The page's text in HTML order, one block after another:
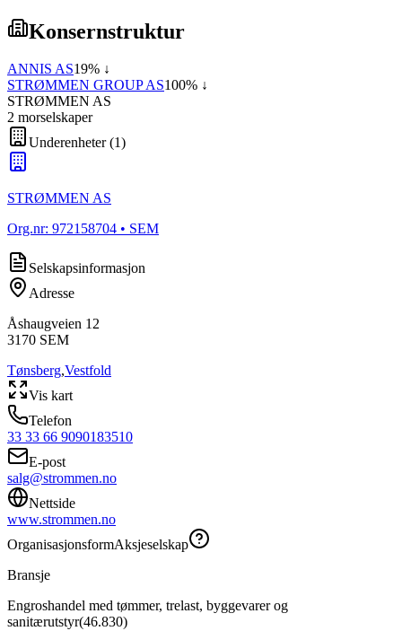
Konsernstruktur
ANNIS AS19% ↓
STRØMMEN GROUP AS100% ↓
STRØMMEN AS
2 morselskaper
Underenheter(1)
STRØMMEN AS
Org.nr: 972158704 • SEM
Selskapsinformasjon
Adresse
Åshaugveien 12
3170 SEM
Tønsberg,Vestfold
Vis kart
Telefon
33 33 66 9090183510
E-post
salg@strommen.no
Nettside
www.strommen.no
OrganisasjonsformAksjeselskap
Bransje
Engroshandel med tømmer, trelast, byggevarer og
sanitærutstyr(46.830)